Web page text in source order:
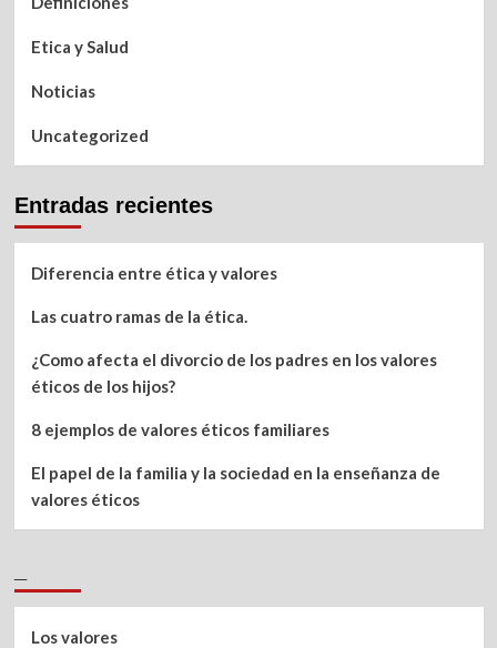
Etica y Salud
Noticias
Uncategorized
Entradas recientes
Diferencia entre ética y valores
Las cuatro ramas de la ética.
¿Como afecta el divorcio de los padres en los valores
éticos de los hijos?
8 ejemplos de valores éticos familiares
El papel de la familia y la sociedad en la enseñanza de
valores éticos
Los valores